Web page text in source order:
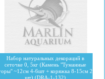
Набор натуральных декораций в
сеточке 0, 5кг (Камень "Туманные
~12см 4-6шт + коряжка 8-15см 2
шт) (DRA-1-132)